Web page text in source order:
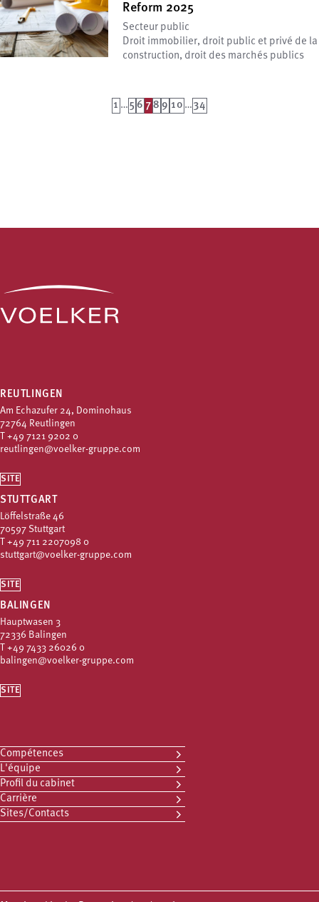
Reform 2025
Secteur public
Droit immobilier, droit public et privé de la
construction, droit des marchés publics
1 … 5 6 7 8 9 10 … 34
REUTLINGEN
Am Echazufer 24, Dominohaus
72764 Reutlingen
+49 7121 9202 0
reutlingen@voelker-gruppe.com
SITE
STUTTGART
Löffelstraße 46
70597 Stuttgart
+49 711 2207098 0
stuttgart@voelker-gruppe.com
SITE
BALINGEN
Hauptwasen 3
72336 Balingen
+49 7433 26026 0
balingen@voelker-gruppe.com
SITE
Compétences
L'équipe
Profil du cabinet
Carrière
Sites/Contacts